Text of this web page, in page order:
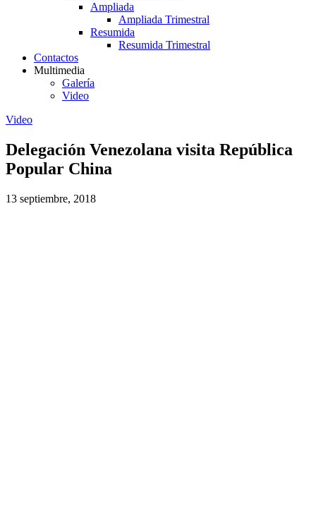
Ampliada
Ampliada Trimestral
Resumida
Resumida Trimestral
Contactos
Multimedia
Galería
Video
Video
Delegación Venezolana visita República
Popular China
13 septiembre, 2018